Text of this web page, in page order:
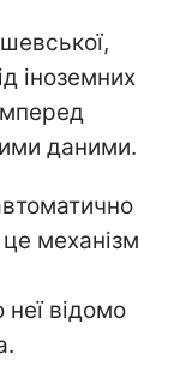
іноземних
даними.
механізм
відомо